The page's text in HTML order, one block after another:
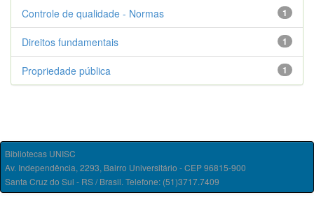
1
Controle de qualidade - Normas
1
Direitos fundamentais
1
Propriedade pública
Bibliotecas UNISC
Av. Independência, 2293, Bairro Universitário - CEP 96815-900
Santa Cruz do Sul - RS / Brasil. Telefone: (51)3717.7409